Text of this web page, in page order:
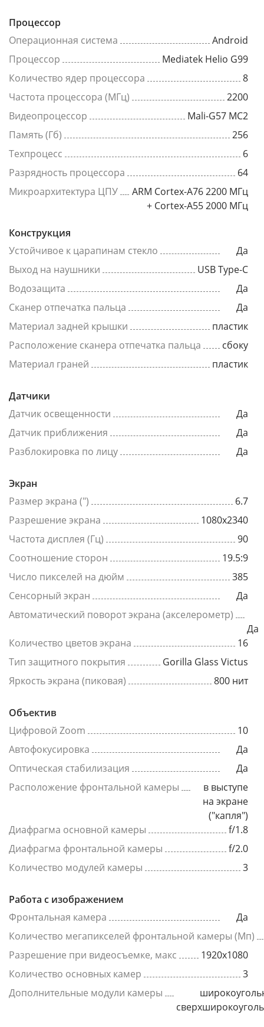
Процессор
Операционная система
Android
Процессор
Mediatek Helio G99
Количество ядер процессора
8
Частота процессора (МГц)
2200
Видеопроцессор
Mali-G57 MC2
Память (Гб)
256
Техпроцесс
6
Разрядность процессора
64
Микроархитектура ЦПУ
ARM Cortex-A76 2200 МГц
+ Cortex-A55 2000 МГц
Конструкция
Устойчивое к царапинам стекло
Да
Выход на наушники
USB Type-C
Водозащита
Да
Сканер отпечатка пальца
Да
Материал задней крышки
пластик
Расположение сканера отпечатка пальца
сбоку
Материал граней
пластик
Датчики
Датчик освещенности
Да
Датчик приближения
Да
Разблокировка по лицу
Да
Экран
Размер экрана (")
6.7
Разрешение экрана
1080x2340
Частота дисплея (Гц)
90
Соотношение сторон
19.5:9
Число пикселей на дюйм
385
Сенсорный экран
Да
Автоматический поворот экрана (акселерометр)
Да
Количество цветов экрана
16
Тип защитного покрытия
Gorilla Glass Victus
Яркость экрана (пиковая)
800 нит
Объектив
Цифровой Zoom
10
Автофокусировка
Да
Оптическая стабилизация
Да
Расположение фронтальной камеры
в выступе
на экране
("капля")
Диафрагма основной камеры
f/1.8
Диафрагма фронтальной камеры
f/2.0
Количество модулей камеры
3
Работа с изображением
Фронтальная камера
Да
Количество мегапикселей фронтальной камеры (Мп)
Разрешение при видеосъемке, макс
1920x1080
Количество основных камер
3
Дополнительные модули камеры